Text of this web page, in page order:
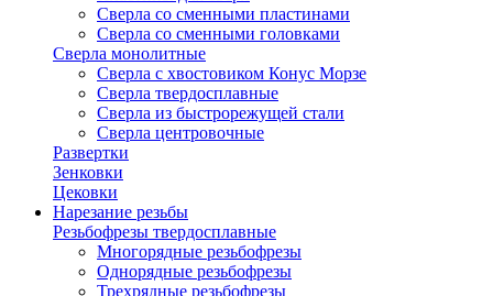
Сверла со сменными пластинами
Сверла со сменными головками
Сверла монолитные
Сверла с хвостовиком Конус Морзе
Сверла твердосплавные
Сверла из быстрорежущей стали
Сверла центровочные
Развертки
Зенковки
Цековки
Нарезание резьбы
Резьбофрезы твердосплавные
Многорядные резьбофрезы
Однорядные резьбофрезы
Трехрядные резьбофрезы